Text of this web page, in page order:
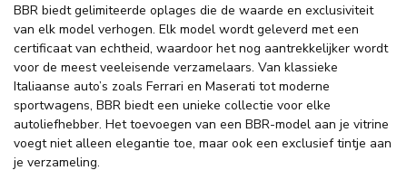
BBR biedt gelimiteerde oplages die de waarde en exclusiviteit
van elk model verhogen. Elk model wordt geleverd met een
certificaat van echtheid, waardoor het nog aantrekkelijker wordt
voor de meest veeleisende verzamelaars. Van klassieke
Italiaanse auto’s zoals Ferrari en Maserati tot moderne
sportwagens, BBR biedt een unieke collectie voor elke
autoliefhebber. Het toevoegen van een BBR-model aan je vitrine
voegt niet alleen elegantie toe, maar ook een exclusief tintje aan
je verzameling.